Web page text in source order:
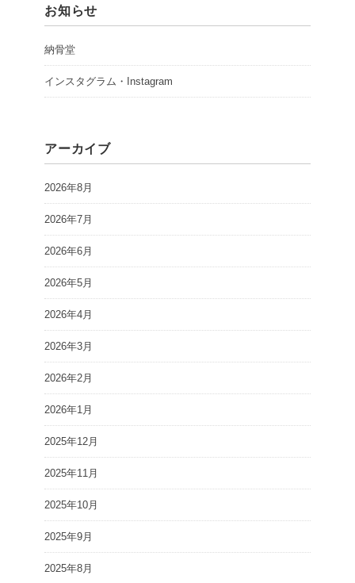
お知らせ
納骨堂
インスタグラム・Instagram
アーカイブ
2026年8月
2026年7月
2026年6月
2026年5月
2026年4月
2026年3月
2026年2月
2026年1月
2025年12月
2025年11月
2025年10月
2025年9月
2025年8月